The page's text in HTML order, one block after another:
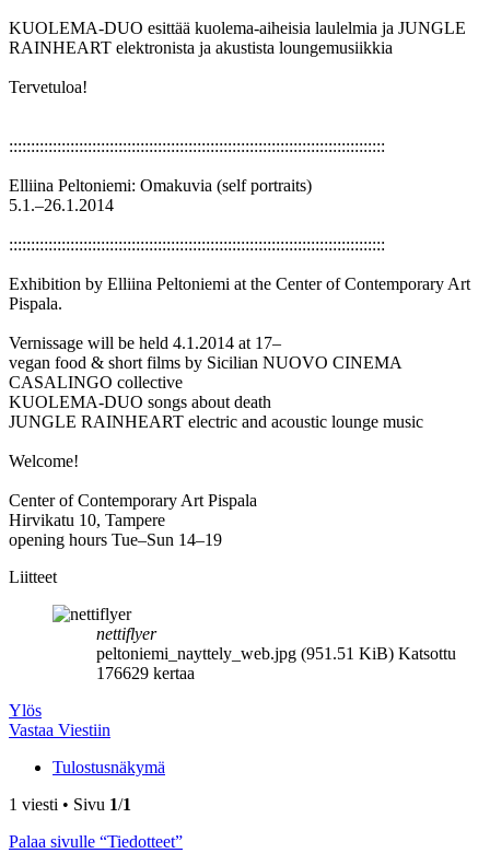
KUOLEMA-DUO esittää kuolema-aiheisia laulelmia ja JUNGLE
RAINHEART elektronista ja akustista loungemusiikkia
Tervetuloa!
::::::::::::::::::::::::::::::::::::::::::::::::::::::::::::::::::::::::::::::::::::::
Elliina Peltoniemi: Omakuvia (self portraits)
5.1.–26.1.2014
::::::::::::::::::::::::::::::::::::::::::::::::::::::::::::::::::::::::::::::::::::::
Exhibition by Elliina Peltoniemi at the Center of Contemporary Art
Pispala.
Vernissage will be held 4.1.2014 at 17–
vegan food & short films by Sicilian NUOVO CINEMA
CASALINGO collective
KUOLEMA-DUO songs about death
JUNGLE RAINHEART electric and acoustic lounge music
Welcome!
Center of Contemporary Art Pispala
Hirvikatu 10, Tampere
opening hours Tue–Sun 14–19
Liitteet
nettiflyer
peltoniemi_nayttely_web.jpg (951.51 KiB) Katsottu
176629 kertaa
Ylös
Vastaa Viestiin
Tulostusnäkymä
1 viesti • Sivu 1/1
Palaa sivulle “Tiedotteet”